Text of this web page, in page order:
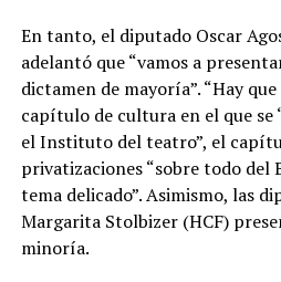
En tanto, el diputado Oscar
adelantó que “vamos a
dictamen de mayoría”. “Hay
capítulo de cultura en el que
el Instituto del teatro”, el
privatizaciones “sobre todo del
tema delicado”. Asimismo, las
Margarita Stolbizer (HCF)
minoría.